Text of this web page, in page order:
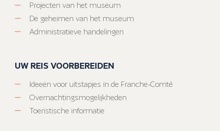
Projecten van het museum
De geheimen van het museum
Administratieve handelingen
UW REIS VOORBEREIDEN
Ideeën voor uitstapjes in de Franche-Comté
Overnachtingsmogelijkheden
Toeristische informatie